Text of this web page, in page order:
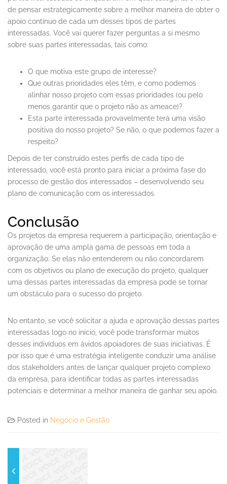
de pensar estrategicamente sobre a melhor maneira de obter o
apoio contínuo de cada um desses tipos de partes
interessadas. Você vai querer fazer perguntas a si mesmo
sobre suas partes interessadas, tais como:
O que motiva este grupo de interesse?
Que outras prioridades eles têm, e como podemos
alinhar nosso projeto com essas prioridades (ou pelo
menos garantir que o projeto não as ameace)?
Esta parte interessada provavelmente terá uma visão
positiva do nosso projeto? Se não, o que podemos fazer a
respeito?
Depois de ter construído estes perfis de cada tipo de
interessado, você está pronto para iniciar a próxima fase do
processo de gestão dos interessados – desenvolvendo seu
plano de comunicação com os interessados.
Conclusão
Os projetos da empresa requerem a participação, orientação e
aprovação de uma ampla gama de pessoas em toda a
organização. Se elas não entenderem ou não concordarem
com os objetivos ou plano de execução do projeto, qualquer
uma dessas partes interessadas da empresa pode se tornar
um obstáculo para o sucesso do projeto.
No entanto, se você solicitar a ajuda e aprovação dessas partes
interessadas logo no início, você pode transformar muitos
desses indivíduos em ávidos apoiadores de suas iniciativas. É
por isso que é uma estratégia inteligente conduzir uma análise
dos stakeholders antes de lançar qualquer projeto complexo
da empresa, para identificar todas as partes interessadas
potenciais e determinar a melhor maneira de ganhar seu apoio.
Posted in Negócio e Gestão